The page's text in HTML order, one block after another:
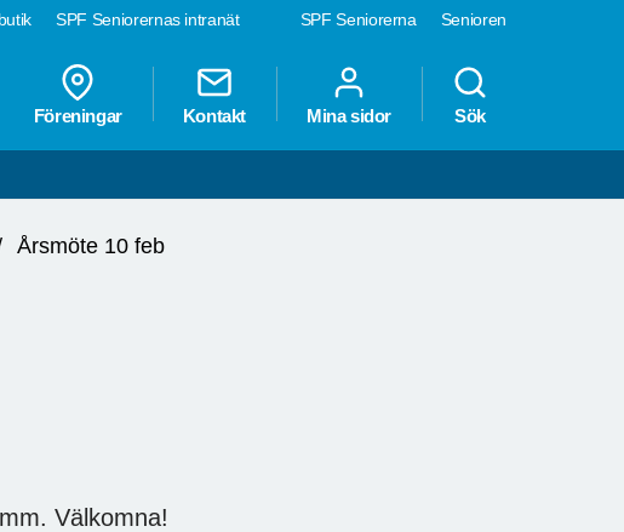
SPF Seniorerna Senioren
SPF Seniorernas intranät
Föreningar Kontakt Mina sidor Sök
Årsmöte 10 feb
Välkomna!